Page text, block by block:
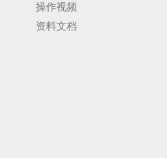
操作视频
资料文档